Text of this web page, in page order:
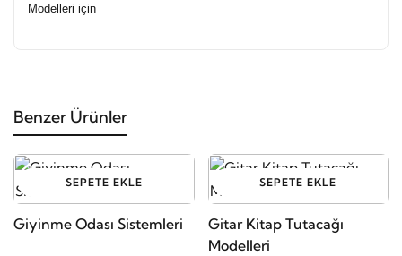
Modelleri için
Benzer Ürünler
SEPETE EKLE
Giyinme Odası Sistemleri
SEPETE EKLE
Gitar Kitap Tutacağı
Modelleri